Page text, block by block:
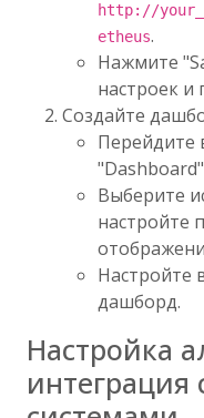
http://
etheus.
Нажмите
настроек и
Создайте
Перейдите
Выберите
настройте
Настройте
дашборд.
Настройка